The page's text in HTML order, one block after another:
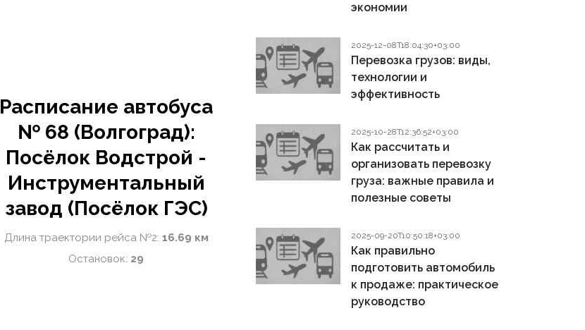
Расписание автобуса
№ 68 (Волгоград):
Посёлок Водстрой -
Инструментальный
завод (Посёлок ГЭС)
Длина траектории рейса №2: 16.69 км
Остановок: 29
экономии
2025-12-08T18:04:30+03:00
Перевозка грузов: виды,
технологии и
эффективность
2025-10-28T12:36:52+03:00
Как рассчитать и
организовать перевозку
груза: важные правила и
полезные советы
2025-09-20T10:50:18+03:00
Как правильно
подготовить автомобиль
к продаже: практическое
руководство